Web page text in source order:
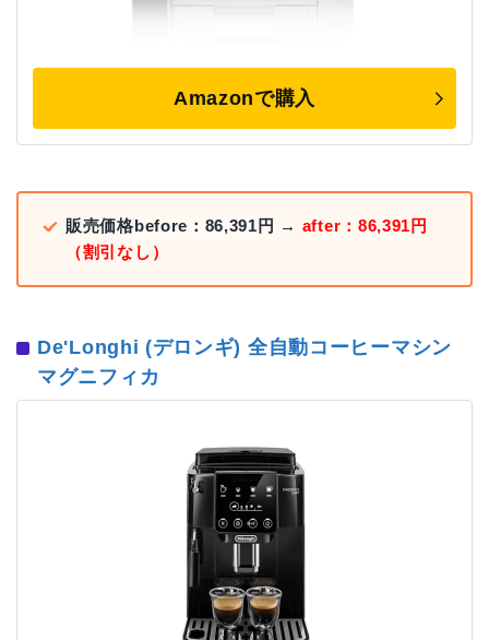
Amazonで購入
販売価格before：86,391円 → after：86,391円
（割引なし）
De'Longhi (デロンギ) 全自動コーヒーマシン
マグニフィカ